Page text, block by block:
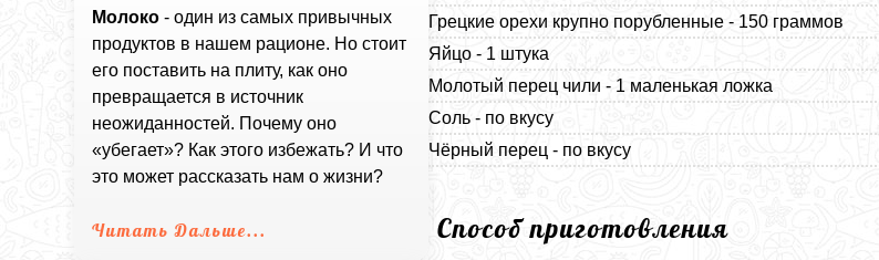
Молоко - один из самых привычных
продуктов в нашем рационе. Но стоит
его поставить на плиту, как оно
превращается в источник
неожиданностей. Почему оно
«убегает»? Как этого избежать? И что
это может рассказать нам о жизни?
Читать Дальше...
Грецкие орехи крупно порубленные - 150 граммов
Яйцо - 1 штука
Молотый перец чили - 1 маленькая ложка
Соль - по вкусу
Чёрный перец - по вкусу
Способ приготовления